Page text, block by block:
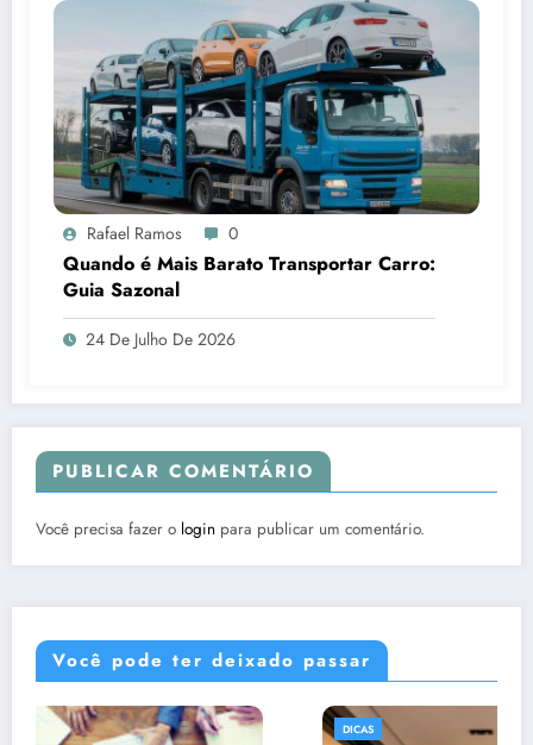
Rafael Ramos 0
Quando é Mais Barato Transportar Carro:
Guia Sazonal
24 De Julho De 2026
PUBLICAR COMENTÁRIO
Você precisa fazer o login para publicar um comentário.
Você pode ter deixado passar
DICAS